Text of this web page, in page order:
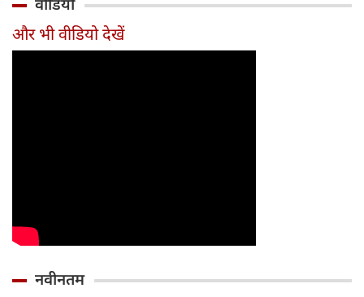
सावधान
का जन्म
वीडियो
और भी वीडियो देखें
नवीनतम